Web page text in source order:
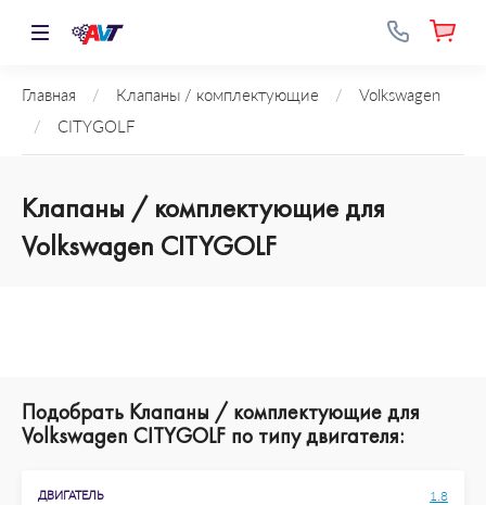
Главная / Клапаны / комплектующие /
Volkswagen
/
CITYGOLF
Клапаны / комплектующие для
Volkswagen CITYGOLF
Подобрать Клапаны / комплектующие для
Volkswagen CITYGOLF по типу двигателя:
ДВИГАТЕЛЬ 1.8